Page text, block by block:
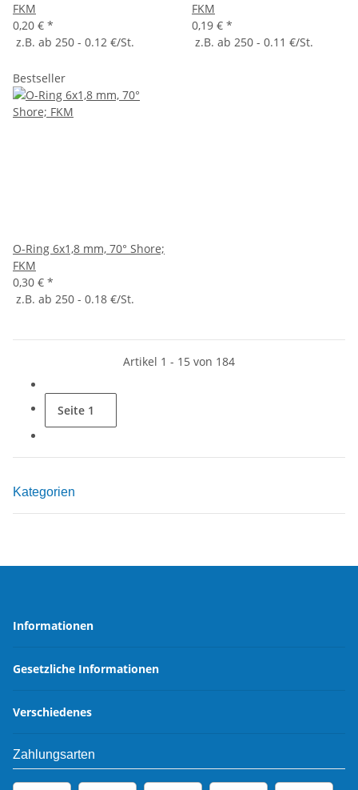
FKM
0,20 € *
z.B. ab 250 - 0.12 €/St.
FKM
0,19 € *
z.B. ab 250 - 0.11 €/St.
Bestseller
O-Ring 6x1,8 mm, 70° Shore;
FKM
0,30 € *
z.B. ab 250 - 0.18 €/St.
Artikel 1 - 15 von 184
Seite 1
Kategorien
Informationen
Gesetzliche Informationen
Verschiedenes
Zahlungsarten